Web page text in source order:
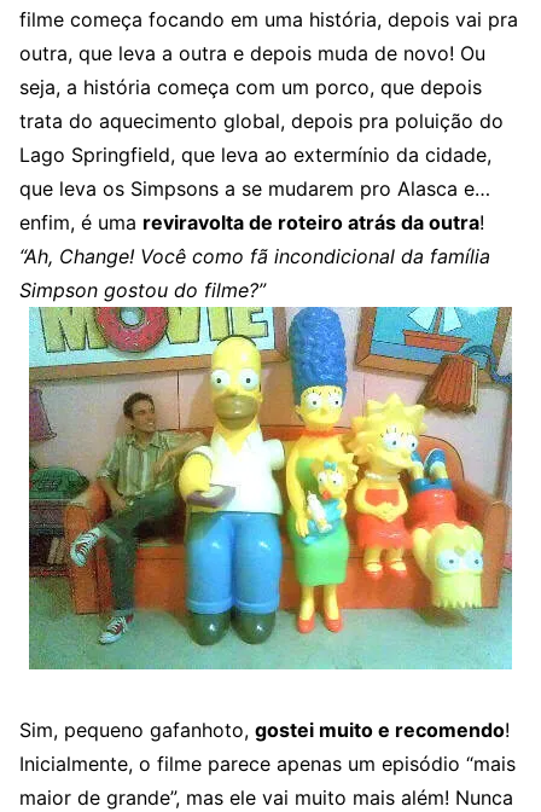
filme começa focando em uma história, depois vai pra
outra, que leva a outra e depois muda de novo! Ou
seja, a história começa com um porco, que depois
trata do aquecimento global, depois pra poluição do
Lago Springfield, que leva ao extermínio da cidade,
que leva os Simpsons a se mudarem pro Alasca e…
enfim, é uma reviravolta de roteiro atrás da outra!
“Ah, Change! Você como fã incondicional da família
Simpson gostou do filme?”
Sim, pequeno gafanhoto, gostei muito e recomendo!
Inicialmente, o filme parece apenas um episódio “mais
maior de grande”, mas ele vai muito mais além! Nunca